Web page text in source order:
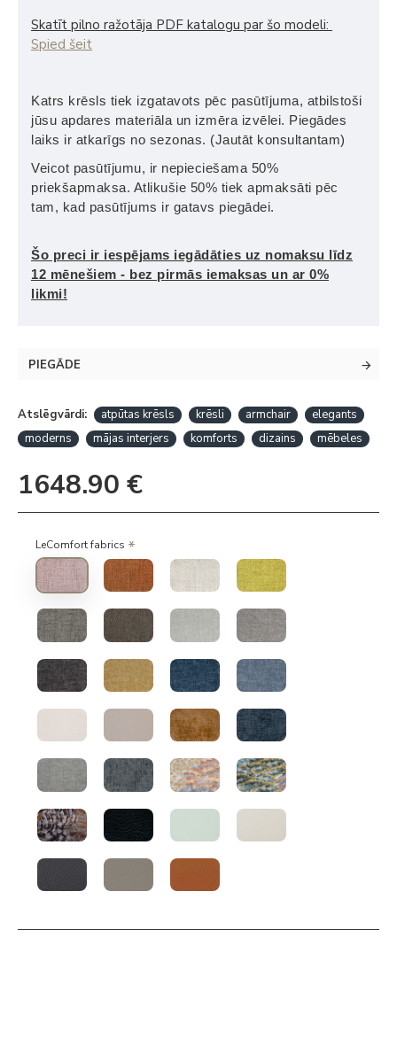
Skatīt pilno ražotāja PDF katalogu par šo modeli:
Spied šeit
Katrs krēsls tiek izgatavots pēc pasūtījuma, atbilstoši
jūsu apdares materiāla un izmēra izvēlei. Piegādes
laiks ir atkarīgs no sezonas. (Jautāt konsultantam)
Veicot pasūtījumu, ir nepieciešama 50%
priekšapmaksa. Atlikušie 50% tiek apmaksāti pēc
tam, kad pasūtījums ir gatavs piegādei.
Šo preci ir iespējams iegādāties uz nomaksu līdz
12 mēnešiem - bez pirmās iemaksas un ar 0%
likmi!
PIEGĀDE
Atslēgvārdi: atpūtas krēsls krēsli armchair
elegants
moderns
mājas interjers komforts dizains mēbeles
1648.90 €
LeComfort fabrics